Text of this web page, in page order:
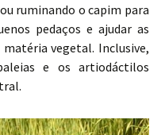
ruminando o capim para
pedaços e ajudar as
vegetal. Inclusive,
e os artiodáctilos